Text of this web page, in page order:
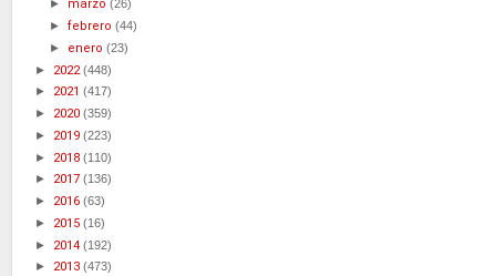
► marzo(26)
►febrero(44)
► enero(23)
► 2022 (448)
► 2021 (417)
► 2020 (359)
► 2019 (223)
► 2018 (110)
► 2017 (136)
► 2016 (63)
► 2015 (16)
► 2014 (192)
► 2013 (473)